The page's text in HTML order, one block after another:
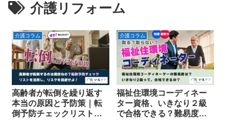
介護リフォーム
介護コラム
高齢者が転倒を繰り返す
本当の原因と予防策｜転
倒予防チェックリストを
介護コラム
福祉住環境コーディネー
ター資格、いきなり２級
で合格できる？難易度・